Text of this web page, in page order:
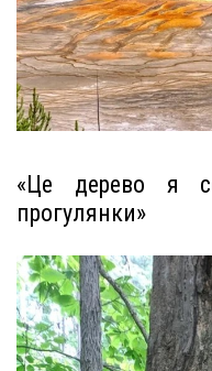
«Це дерево я
прогулянки»